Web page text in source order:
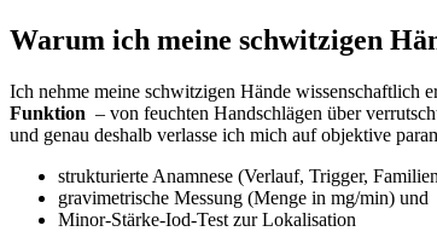
Warum ich‌ meine schwitzigen
Ich nehme meine schwitzigen Hände wissenschaftlich
Funktion
– von feuchten Handschlägen über
und genau deshalb verlasse ich mich ‌auf objektive
strukturierte Anamnese (Verlauf, Trigger,
gravimetrische Messung (Menge in‌ mg/min)⁢ und
Minor-Stärke-Iod-Test zur Lokalisation